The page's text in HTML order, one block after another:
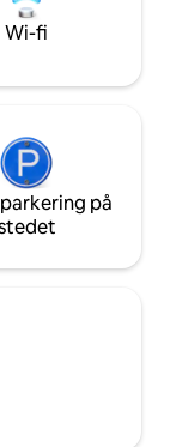
bare slappe af
Wi-fi
på